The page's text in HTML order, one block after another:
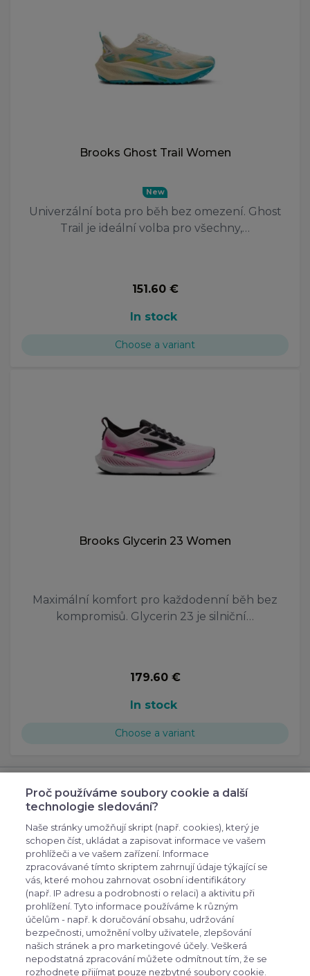
Brooks Ghost Trail Women
New
Univerzální bota pro běh bez omezení. Ghost
Trail je ideální volba pro všechny,…
151.60 €
In stock
Choose a variant
Brooks Glycerin 23 Women
Maximální komfort pro každodenní běh bez
kompromisů. Glycerin 23 je silniční…
179.60 €
In stock
Choose a variant
Subscribe to our newsletter
Subscribe to our newsletter, so you don't
miss anything
Zákaznické menuexpand_more
Proč používáme soubory cookie a další
technologie sledování?
Naše stránky umožňují skript (např. cookies), který je
schopen číst, ukládat a zapisovat informace ve vašem
prohlížeči a ve vašem zařízení. Informace
zpracovávané tímto skriptem zahrnují údaje týkající se
vás, které mohou zahrnovat osobní identifikátory
(např. IP adresu a podrobnosti o relaci) a aktivitu při
prohlížení. Tyto informace používáme k různým
účelům - např. k doručování obsahu, udržování
bezpečnosti, umožnění volby uživatele, zlepšování
našich stránek a pro marketingové účely. Veškerá
nepodstatná zpracování můžete odmítnout tím, že se
rozhodnete přijímat pouze nezbytné soubory cookie.